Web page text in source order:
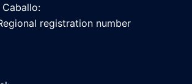
registration number